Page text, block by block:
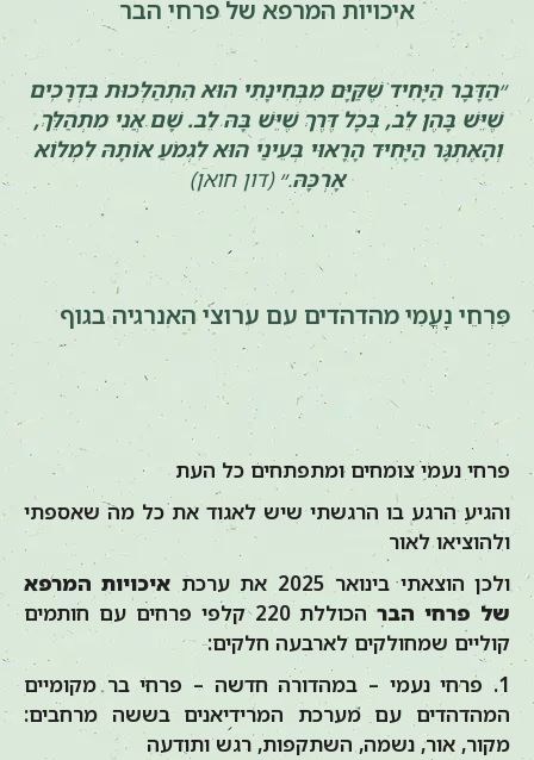
איכויות המרפא של פרחי הבר
״הַדָּבָר הַיָּחִיד שֶׁקַּיָּם מִבְּחִינָתִי הוּא הִתְהַלְּכוּת בִּדְרָכִים
שֶׁיֵּשׁ בָּהֶן לֵב, בְּכָל דֶּרֶךְ שֶׁיֵּשׁ בָּהּ לֵב. שָׁם אֲנִי מִתְהַלֵּךְ,
וְהָאֶתְגָּר הַיָּחִיד הָרָאוּי בְּעֵינַי הוּא לִגְמֹעַ אוֹתָהּ לִמְלוֹא
אָרְכָּהּ.״ (דון חואן)
פִּרְחֵי נָעֳמִי מהדהדים עם ערוצי האנרגיה בגוף
פרחי נעמי צומחים ומתפתחים כל העת
והגיע הרגע בו הרגשתי שיש לאגוד את כל מה שאספתי
ולהוציאו לאור
ולכן הוצאתי בינואר 2025 את ערכת
איכויות המרפא
של פרחי הבר
הכוללת 220 קלפי פרחים עם חותמים
קוליים שמחולקים לארבעה חלקים:
1. פרחי נעמי – במהדורה חדשה – פרחי בר מקומיים
המהדהדים עם מערכת המרידיאנים בששה מרחבים:
מקור, אור, נשמה, השתקפות, רגש ותודעה